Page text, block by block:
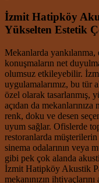
İzmit Hatipköy
Yükselten Estetik
Mekanlarda yankılanma,
konuşmaların net
olumsuz etkileyebilir.
uygulamalarımız, bu tür
özel olarak tasarlanmış,
açıdan da
renk, doku ve desen
uyum sağlar. Ofislerde
restoranlarda
sinema odalarının veya
gibi pek çok alanda
İzmit Hatipköy Akustik
mekanınızın